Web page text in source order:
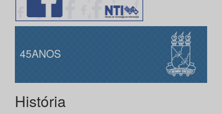
45ANOS
História